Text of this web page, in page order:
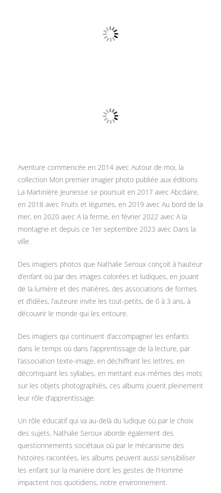
Aventure commencée en 2014 avec Autour de moi, la
collection Mon premier imagier photo publiée aux éditions
La Martinière Jeunesse se poursuit en 2017 avec Abcdaire,
en 2018 avec Fruits et légumes, en 2019 avec Au bord de la
mer, en 2020 avec A la ferme, en février 2022 avec A la
montagne et depuis ce 1er septembre 2023 avec Dans la
ville.
Des imagiers photos que Nathalie Seroux conçoit à hauteur
d’enfant où par des images colorées et ludiques, en jouant
de la lumière et des matières, des associations de formes
et d’idées, l’auteure invite les tout-petits, de 0 à 3 ans, à
découvrir le monde qui les entoure.
Des imagiers qui continuent d’accompagner les enfants
dans le temps où dans l’apprentissage de la lecture, par
l’association texte-image, en déchiffrant les lettres, en
décortiquant les syllabes, en mettant eux-mêmes des mots
sur les objets photographiés, ces albums jouent pleinement
leur rôle d’apprentissage.
Un rôle éducatif qui va au-delà du ludique où par le choix
des sujets, Nathalie Seroux aborde également des
questionnements sociétaux où par le mécanisme des
histoires racontées, les albums peuvent aussi sensibiliser
les enfant sur la manière dont les gestes de l’Homme
impactent nos quotidiens, notre environnement.